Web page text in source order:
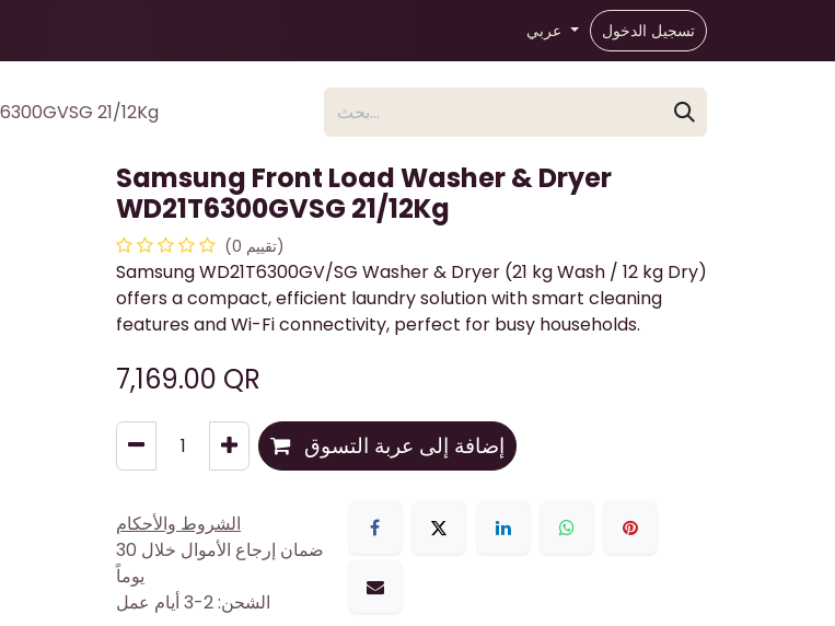
عربي تسجيل الدخول
21/12Kg
Samsung Front Load Washer & Dryer
WD21T6300GVSG 21/12Kg
(تقييم 0)
Samsung WD21T6300GV/SG Washer & Dryer (21 kg Wash / 12 kg Dry)
offers a compact, efficient laundry solution with smart cleaning
features and Wi-Fi connectivity, perfect for busy households.
7,169.00 QR
إضافة إلى عربة التسوق
الشروط والأحكام
ضمان إرجاع الأموال خلال 30
يوماً
الشحن: 2-3 أيام عمل